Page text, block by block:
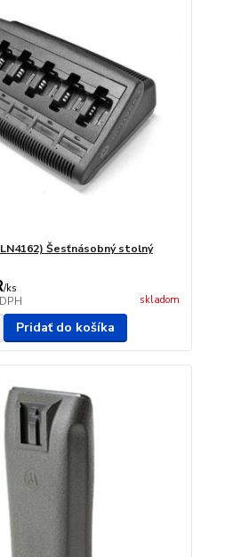
Šesťnásobný stolný
/ks
skladom
Pridať do košíka